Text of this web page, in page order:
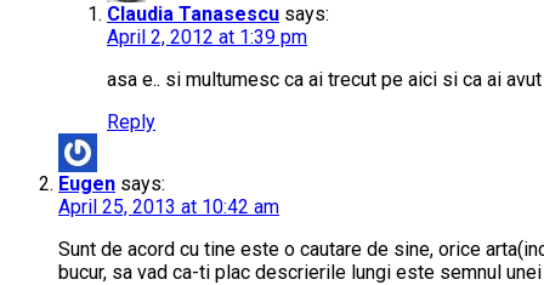
Claudia Tanasescu says:
April 2, 2012 at 1:39 pm
asa e.. si multumesc ca ai trecut pe aici si ca ai
Reply
Eugen says:
April 25, 2013 at 10:42 am
Sunt de acord cu tine este o cautare de sine, orice
bucur, sa vad ca-ti plac descrierile lungi este semnul